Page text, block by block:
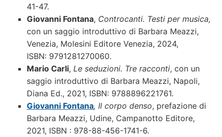
41-47.
Giovanni Fontana, Controcanti. Testi per musica,
con un saggio introduttivo di Barbara Meazzi,
Venezia, Molesini Editore Venezia, 2024,
ISBN: 9791281270060.
Mario Carli, Le seduzioni. Tre racconti, con un
saggio introduttivo di Barbara Meazzi, Napoli,
Diana Ed., 2021, ISBN: 9788896221761.
Giovanni Fontana, Il corpo denso, prefazione di
Barbara Meazzi, Udine, Campanotto Editore,
2021, ISBN : 978-88-456-1741-6.